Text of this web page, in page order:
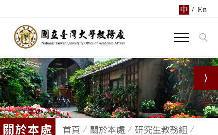
中 / En
關於本處 首頁 關於本處
研究生教務組